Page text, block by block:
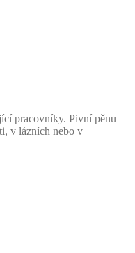
pracovníky. Pivní pěnu
v lázních nebo v